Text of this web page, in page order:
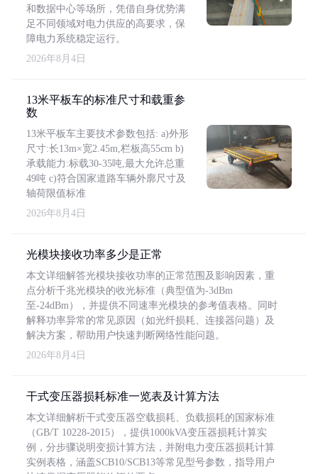
和数据中心等场所，凭借自身优势满
足不同领域对电力供应的高要求，保
障电力系统稳定运行。
2026年8月4日
13米平板车的标准尺寸和载重参
数
13米平板车主要技术参数包括: a)外形
尺寸:长13m×宽2.45m,栏板高55cm b)
承载能力:标载30-35吨,最大允许总重
49吨 c)符合国家道路车辆外廓尺寸及
轴荷限值标准
2026年8月4日
光模块接收功率多少是正常
本文详细解答光模块接收功率的正常范围及影响因素，重
点分析千兆光模块的收光标准（典型值为-3dBm
至-24dBm），并提供不同速率光模块的参考值表格。同时
解释功率异常的常见原因（如光纤损耗、连接器问题）及
解决方案，帮助用户快速判断网络性能问题。
2026年8月4日
干式变压器损耗标准一览表及计算方法
本文详细解析干式变压器空载损耗、负载损耗的国家标准
（GB/T 10228-2015），提供1000kVA变压器损耗计算实
例，分步骤说明变损计算方法，并附电力变压器损耗计算
实例表格，涵盖SCB10/SCB13等常见型号参数，指导用户